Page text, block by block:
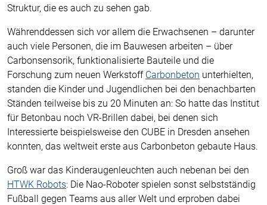
Struktur, die es auch zu sehen gab.
Währenddessen sich vor allem die Erwachsenen – darunter
auch viele Personen, die im Bauwesen arbeiten – über
Carbonsensorik, funktionalisierte Bauteile und die
Forschung zum neuen Werkstoff Carbonbeton unterhielten,
standen die Kinder und Jugendlichen bei den benachbarten
Ständen teilweise bis zu 20 Minuten an: So hatte das Institut
für Betonbau noch VR-Brillen dabei, bei denen sich
Interessierte beispielsweise den CUBE in Dresden ansehen
konnten, das weltweit erste aus Carbonbeton gebaute Haus.
Groß war das Kinderaugenleuchten auch nebenan bei den
HTWK Robots: Die Nao-Roboter spielen sonst selbstständig
Fußball gegen Teams aus aller Welt und erproben dabei